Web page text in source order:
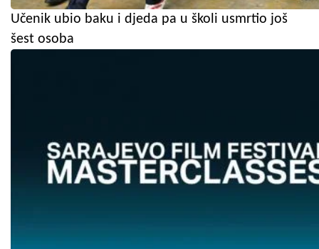
Učenik ubio baku i djeda pa u školi usmrtio još
šest osoba